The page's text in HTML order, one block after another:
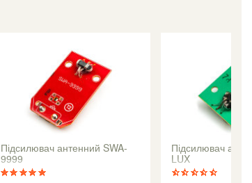
Підсилювач антенний SWA-
9999
Підсилювач
LUX